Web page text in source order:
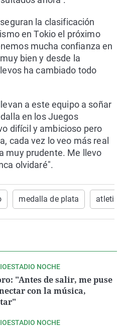
la clasificación
en Tokio el próximo
mucha confianza en
bien y desde la
ha cambiado todo
a este equipo a soñar
en los Juegos
difícil y ambicioso pero
cada vez lo veo más real
muy prudente. Me llevo
olvidaré".
medalla de plata
NOCHE
"Antes de salir, me puse
con la música,
NOCHE